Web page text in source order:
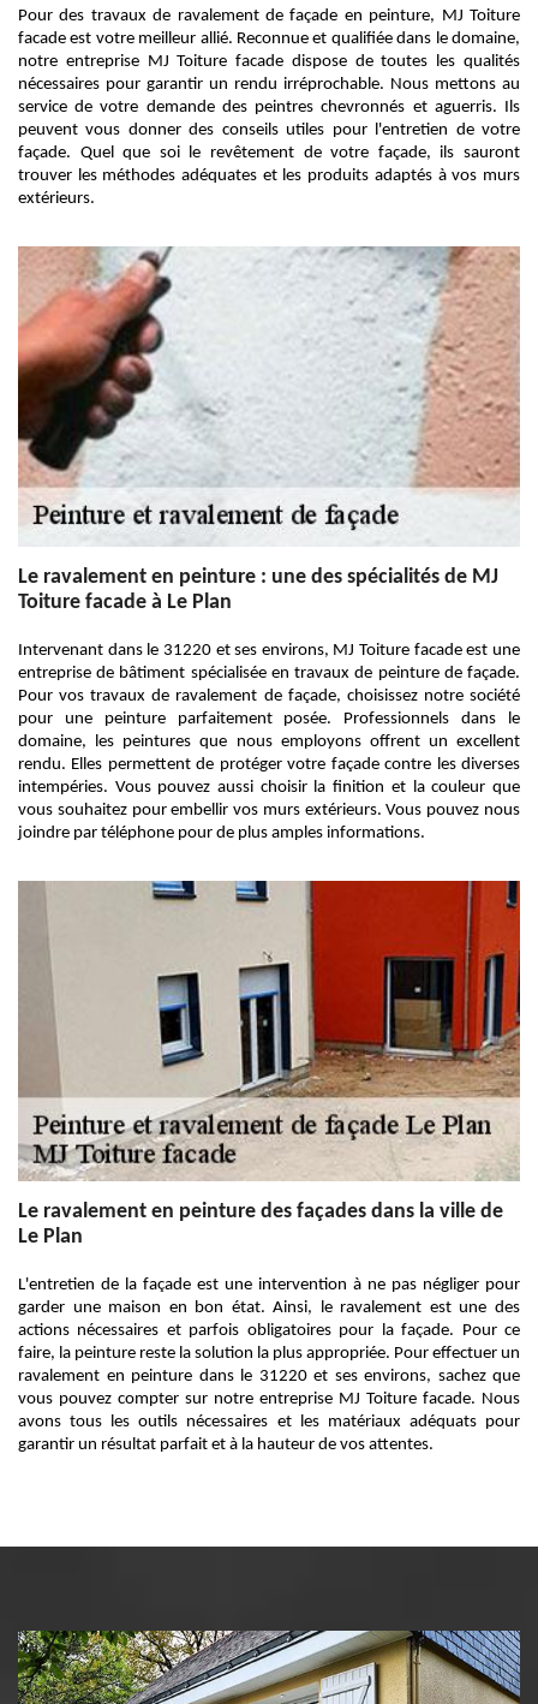
Pour des travaux de ravalement de façade en peinture, MJ Toiture
facade est votre meilleur allié. Reconnue et qualifiée dans le domaine,
notre entreprise MJ Toiture facade dispose de toutes les qualités
nécessaires pour garantir un rendu irréprochable. Nous mettons au
service de votre demande des peintres chevronnés et aguerris. Ils
peuvent vous donner des conseils utiles pour l'entretien de votre
façade. Quel que soi le revêtement de votre façade, ils sauront
trouver les méthodes adéquates et les produits adaptés à vos murs
extérieurs.
Le ravalement en peinture : une des spécialités de MJ
Toiture facade à Le Plan
Intervenant dans le 31220 et ses environs, MJ Toiture facade est une
entreprise de bâtiment spécialisée en travaux de peinture de façade.
Pour vos travaux de ravalement de façade, choisissez notre société
pour une peinture parfaitement posée. Professionnels dans le
domaine, les peintures que nous employons offrent un excellent
rendu. Elles permettent de protéger votre façade contre les diverses
intempéries. Vous pouvez aussi choisir la finition et la couleur que
vous souhaitez pour embellir vos murs extérieurs. Vous pouvez nous
joindre par téléphone pour de plus amples informations.
Le ravalement en peinture des façades dans la ville de
Le Plan
L'entretien de la façade est une intervention à ne pas négliger pour
garder une maison en bon état. Ainsi, le ravalement est une des
actions nécessaires et parfois obligatoires pour la façade. Pour ce
faire, la peinture reste la solution la plus appropriée. Pour effectuer un
ravalement en peinture dans le 31220 et ses environs, sachez que
vous pouvez compter sur notre entreprise MJ Toiture facade. Nous
avons tous les outils nécessaires et les matériaux adéquats pour
garantir un résultat parfait et à la hauteur de vos attentes.